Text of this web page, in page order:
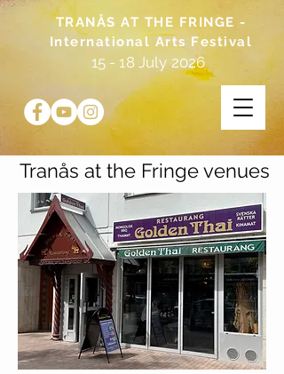
TRANÅS AT THE FRINGE -
International Arts Festival
15 - 18 July 2026
Tranås at the Fringe venues